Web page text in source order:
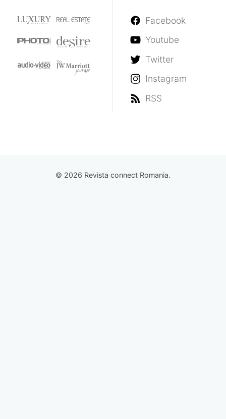
Facebook
Youtube
Twitter
Instagram
RSS
© 2026 Revista connect Romania.